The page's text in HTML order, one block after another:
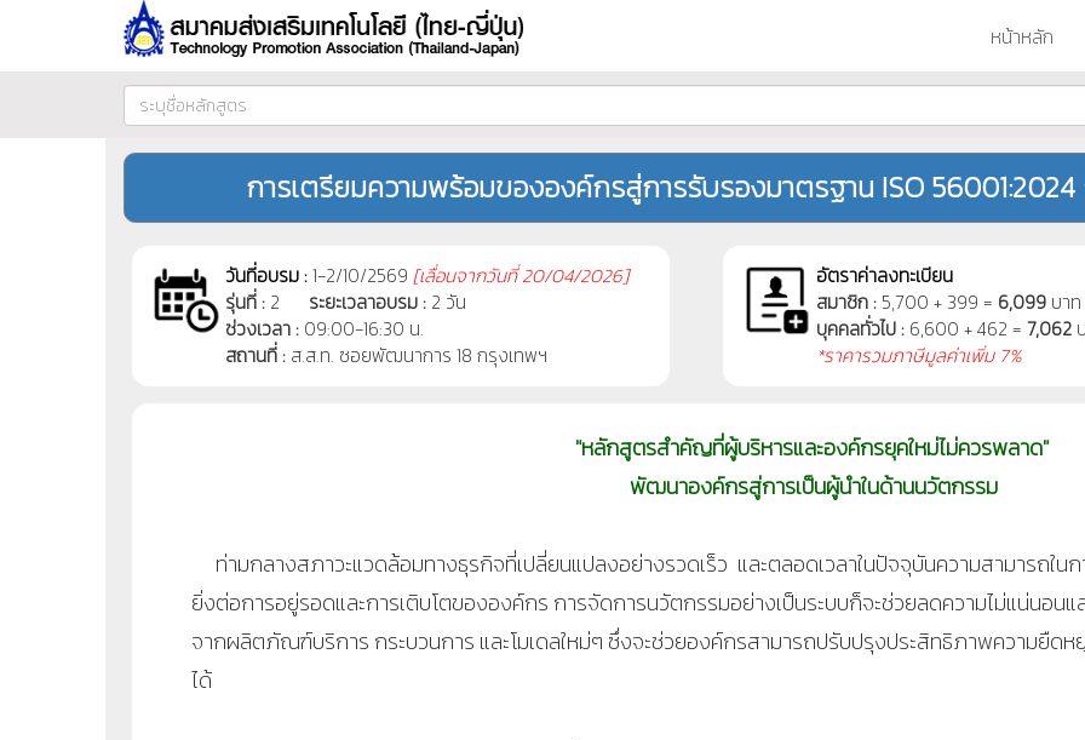
หน้าหลัก
การเตรียมความพร้อมขององค์กรสู่การรับรองมาตรฐาน ISO
วันที่อบรม :1-2/10/2569 [เลื่อนจากวันที่20/04/2026]
รุ่นที่ : 2 ระยะเวลาอบรม : 2 วัน
ช่วงเวลา : 09:00-16:30 น.
สถานที่ : ส.ส.ท. ซอยพัฒนาการ 18 กรุงเทพฯ
อัตราค่าลงทะเบียน
สมาชิก :5,700 + 399 = 6,099บาท
บุคคลทั่วไป :6,600 + 462 = 7,062
*ราคารวมภาษีมูลค่าเพิ่ม 7%
"หลักสูตรสำคัญที่ผู้บริหารและองค์กรยุคใหม่ไม่ควรพลาด"
พัฒนาองค์กรสู่การเป็นผู้นำในด้านนวัตกรรม
ท่ามกลางสภาวะแวดล้อมทางธุรกิจที่เปลี่ยนแปลงอย่างรวดเร็ว และตลอดเวลาในปัจจุบันความสามารถใ
ยิ่งต่อการอยู่รอดและการเติบโตขององค์กร การจัดการนวัตกรรมอย่างเป็นระบบก็จะช่วยลดความไม่แน่นอน
จากผลิตภัณฑ์บริการ กระบวนการ และโมเดลใหม่ๆ ซึ่งจะช่วยองค์กรสามารถปรับปรุงประสิทธิภาพความยืดห
ได้